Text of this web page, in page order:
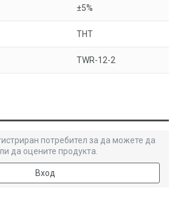
±5%
THT
TWR-12-2
потребител за да можете да
да оцените продукта.
Вход